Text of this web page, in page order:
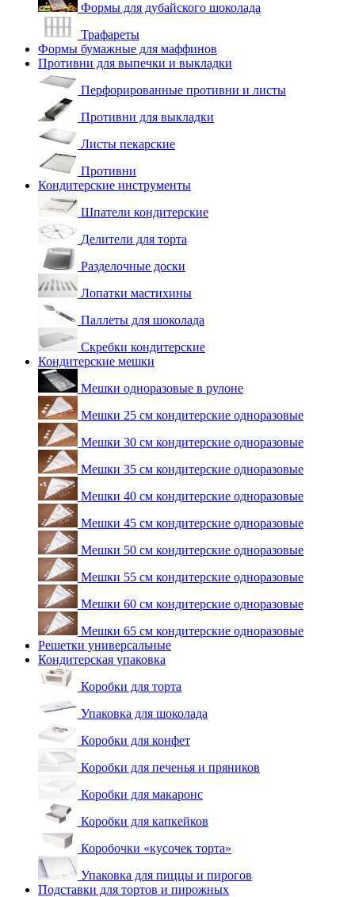
Формы для дубайского шоколада
Трафареты
Формы бумажные для маффинов
Противни для выпечки и выкладки
Перфорированные противни и листы
Противни для выкладки
Листы пекарские
Противни
Кондитерские инструменты
Шпатели кондитерские
Делители для торта
Разделочные доски
Лопатки мастихины
Паллеты для шоколада
Скребки кондитерские
Кондитерские мешки
Мешки одноразовые в рулоне
Мешки 25 см кондитерские одноразовые
Мешки 30 см кондитерские одноразовые
Мешки 35 см кондитерские одноразовые
Мешки 40 см кондитерские одноразовые
Мешки 45 см кондитерские одноразовые
Мешки 50 см кондитерские одноразовые
Мешки 55 см кондитерские одноразовые
Мешки 60 см кондитерские одноразовые
Мешки 65 см кондитерские одноразовые
Решетки универсальные
Кондитерская упаковка
Коробки для торта
Упаковка для шоколада
Коробки для конфет
Коробки для печенья и пряников
Коробки для макаронс
Коробки для капкейков
Коробочки «кусочек торта»
Упаковка для пиццы и пирогов
Подставки для тортов и пирожных